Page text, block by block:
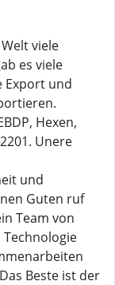
viele
es viele
Export und
Hexen,
Unere
und
Guten ruf
Team von
Beste ist der